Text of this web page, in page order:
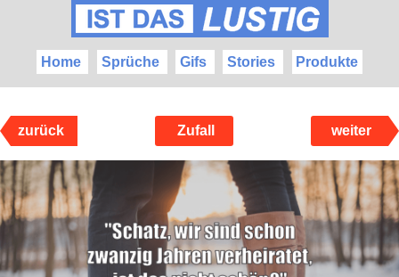
Home Sprüche Gifs Stories Produkte
zurück Zufall weiter